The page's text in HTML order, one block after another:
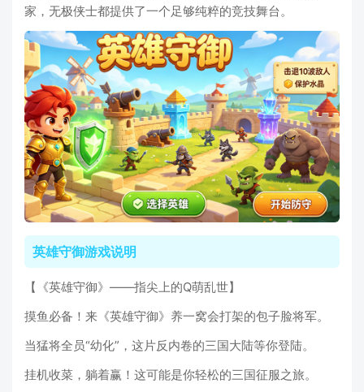
家，无极侠士都提供了一个足够纯粹的竞技舞台。
英雄守御游戏说明
【《英雄守御》——指尖上的Q萌乱世】
摸鱼必备！来《英雄守御》养一窝会打架的包子脸将军。
当猛将全员“幼化”，这片反内卷的三国大陆等你登陆。
挂机收菜，躺着赢！这可能是你轻松的三国征服之旅。